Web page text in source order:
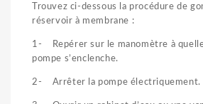
Trouvez ci-dessous la procédure de
réservoir à membrane :
1- Repérer sur le manomètre à
pompe s’enclenche.
2- Arrêter la pompe électriquement.